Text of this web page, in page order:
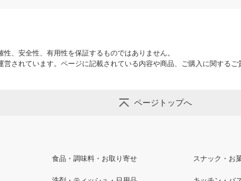
、安全性、有用性を保証するものではありません。
されています。ページに記載されている内容や商品、ご購入に関するご
ページトップへ
食品・調味料・お取り寄せ スナック・お